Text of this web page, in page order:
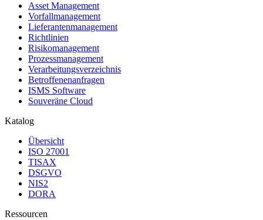
Asset Management
Vorfallmanagement
Lieferantenmanagement
Richtlinien
Risikomanagement
Prozessmanagement
Verarbeitungsverzeichnis
Betroffenenanfragen
ISMS Software
Souveräne Cloud
Katalog
Übersicht
ISO 27001
TISAX
DSGVO
NIS2
DORA
Ressourcen